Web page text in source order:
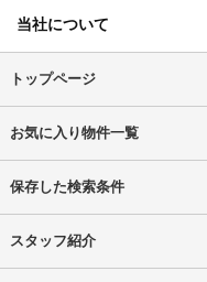
当社について
トップページ
お気に入り物件一覧
保存した検索条件
スタッフ紹介